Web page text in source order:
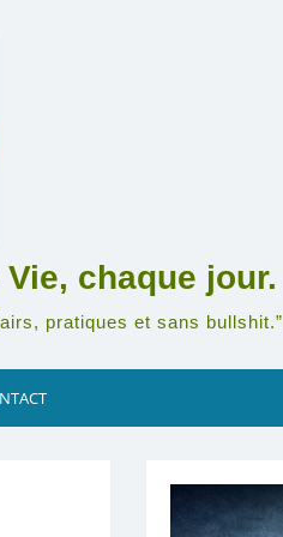
chaque jour.
pratiques et sans bullshit.”